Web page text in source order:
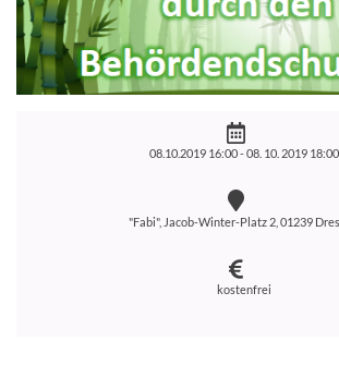
08.10.2019 16:00 -08. 10. 2019 18:00
"Fabi", Jacob-Winter-Platz 2, 01239
kostenfrei